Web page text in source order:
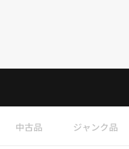
中古品 ジャンク品